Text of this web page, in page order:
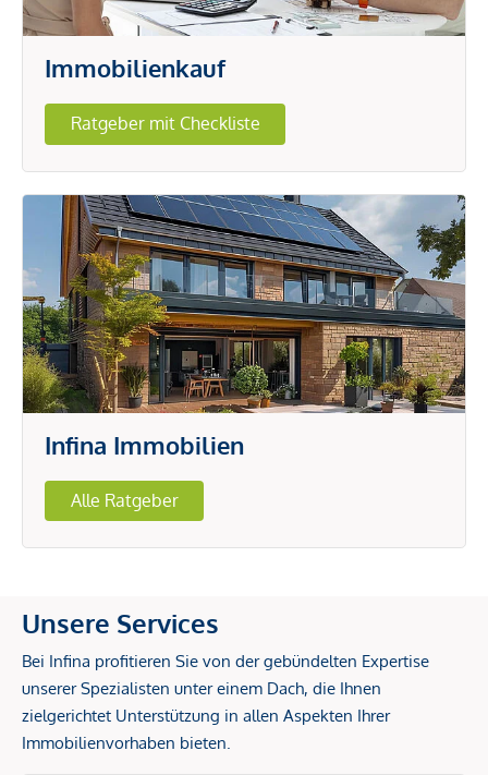
Immobilienkauf
Ratgeber mit Checkliste
Infina Immobilien
Alle Ratgeber
Unsere Services
Bei Infina profitieren Sie von der gebündelten Expertise
unserer Spezialisten unter einem Dach, die Ihnen
zielgerichtet Unterstützung in allen Aspekten Ihrer
Immobilienvorhaben bieten.